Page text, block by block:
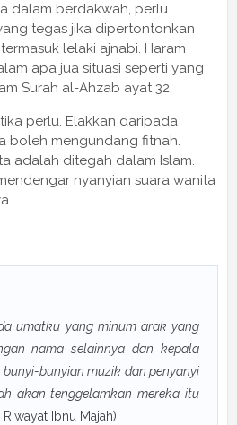
dalam berdakwah, perlu
tegas jika dipertontonkan
lelaki ajnabi. Haram
apa jua situasi seperti yang
Surah al-Ahzab ayat 32.
perlu. Elakkan daripada
boleh mengundang fitnah.
adalah ditegah dalam Islam.
nyanyian suara wanita
umatku yang minum arak yang
nama selainnya dan kepala
bunyian muzik dan penyanyi
akan tenggelamkan mereka itu
Ibnu Majah)